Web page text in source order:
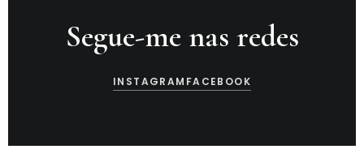
Segue-me nas redes
INSTAGRAM FACEBOOK